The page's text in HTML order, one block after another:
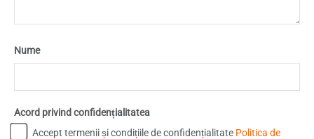
Nume
Acord privind confidențialitatea
Accept termenii și condițiile de confidențialitate Politica de